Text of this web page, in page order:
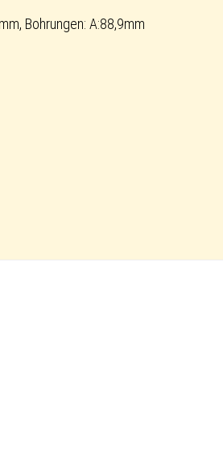
Bohrungen: A:88,9mm